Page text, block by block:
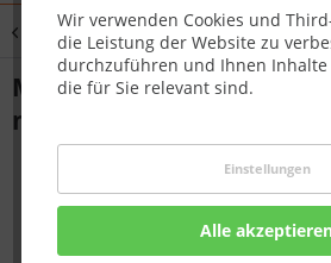
Wir verwenden Cookies und
die Leistung der Website zu
durchzuführen und Ihnen
die für Sie relevant sind.
Einstellungen
Alle
Übersicht Massivholzsauna
Massivholzsauna SINAI
mm